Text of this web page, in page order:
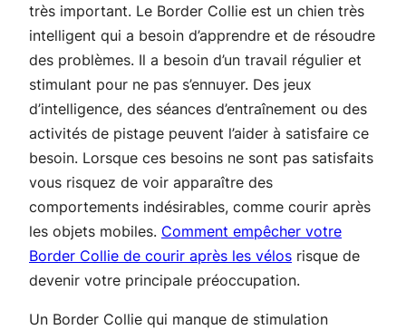
très important. Le Border Collie est un chien très
intelligent qui a besoin d’apprendre et de résoudre
des problèmes. Il a besoin d’un travail régulier et
stimulant pour ne pas s’ennuyer. Des jeux
d’intelligence, des séances d’entraînement ou des
activités de pistage peuvent l’aider à satisfaire ce
besoin. Lorsque ces besoins ne sont pas satisfaits
vous risquez de voir apparaître des
comportements indésirables, comme courir après
les objets mobiles. Comment empêcher votre
Border Collie de courir après les vélos risque de
devenir votre principale préoccupation.
Un Border Collie qui manque de stimulation